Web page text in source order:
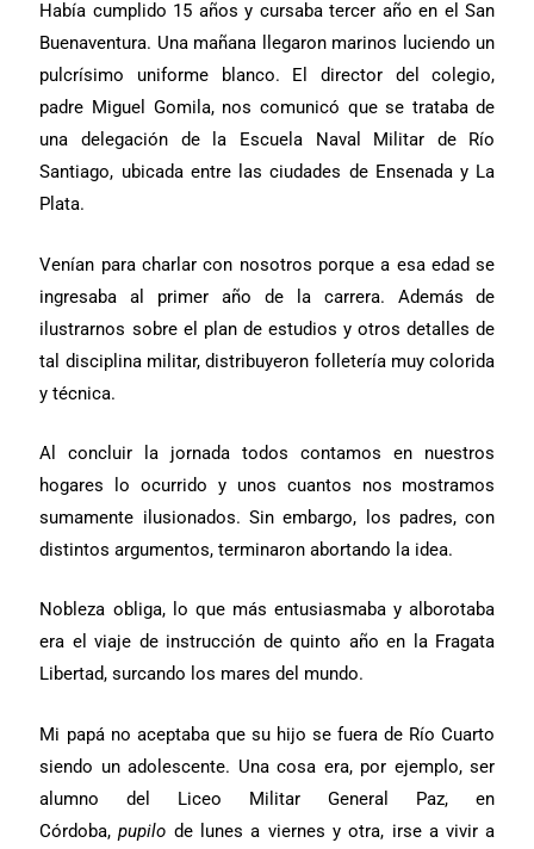
Había cumplido 15 años y cursaba tercer año en el San
Buenaventura. Una mañana llegaron marinos luciendo un
pulcrísimo uniforme blanco. El director del colegio,
padre Miguel Gomila, nos comunicó que se trataba de
una delegación de la Escuela Naval Militar de Río
Santiago, ubicada entre las ciudades de Ensenada y La
Plata.
Venían para charlar con nosotros porque a esa edad se
ingresaba al primer año de la carrera. Además de
ilustrarnos sobre el plan de estudios y otros detalles de
tal disciplina militar, distribuyeron folletería muy colorida
y técnica.
Al concluir la jornada todos contamos en nuestros
hogares lo ocurrido y unos cuantos nos mostramos
sumamente ilusionados. Sin embargo, los padres, con
distintos argumentos, terminaron abortando la idea.
Nobleza obliga, lo que más entusiasmaba y alborotaba
era el viaje de instrucción de quinto año en la Fragata
Libertad, surcando los mares del mundo.
Mi papá no aceptaba que su hijo se fuera de Río Cuarto
siendo un adolescente. Una cosa era, por ejemplo, ser
alumno del Liceo Militar General Paz, en
Córdoba,pupilo de lunes a viernes y otra, irse a vivir a